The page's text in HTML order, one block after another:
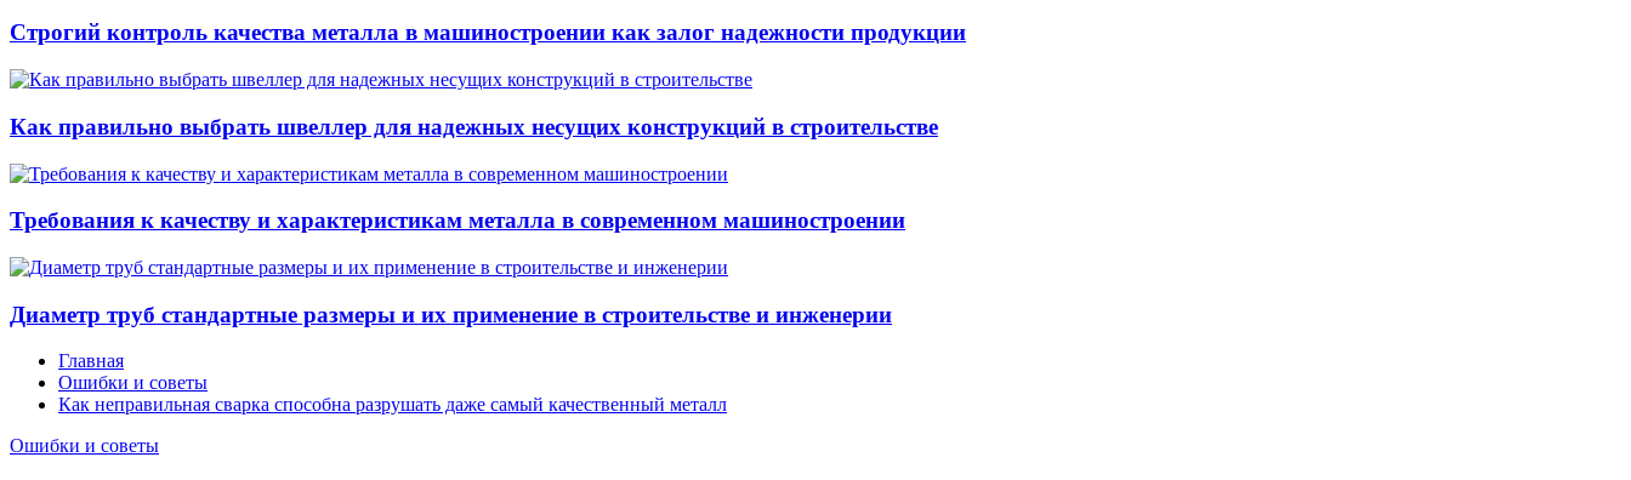
Строгий контроль качества металла в машиностроении как залог надежности продукции
Как правильно выбрать швеллер для надежных несущих конструкций в строительстве
Требования к качеству и характеристикам металла в современном машиностроении
Диаметр труб стандартные размеры и их применение в строительстве и инженерии
Главная
Ошибки и советы
Как неправильная сварка способна разрушать даже самый качественный металл
Ошибки и советы